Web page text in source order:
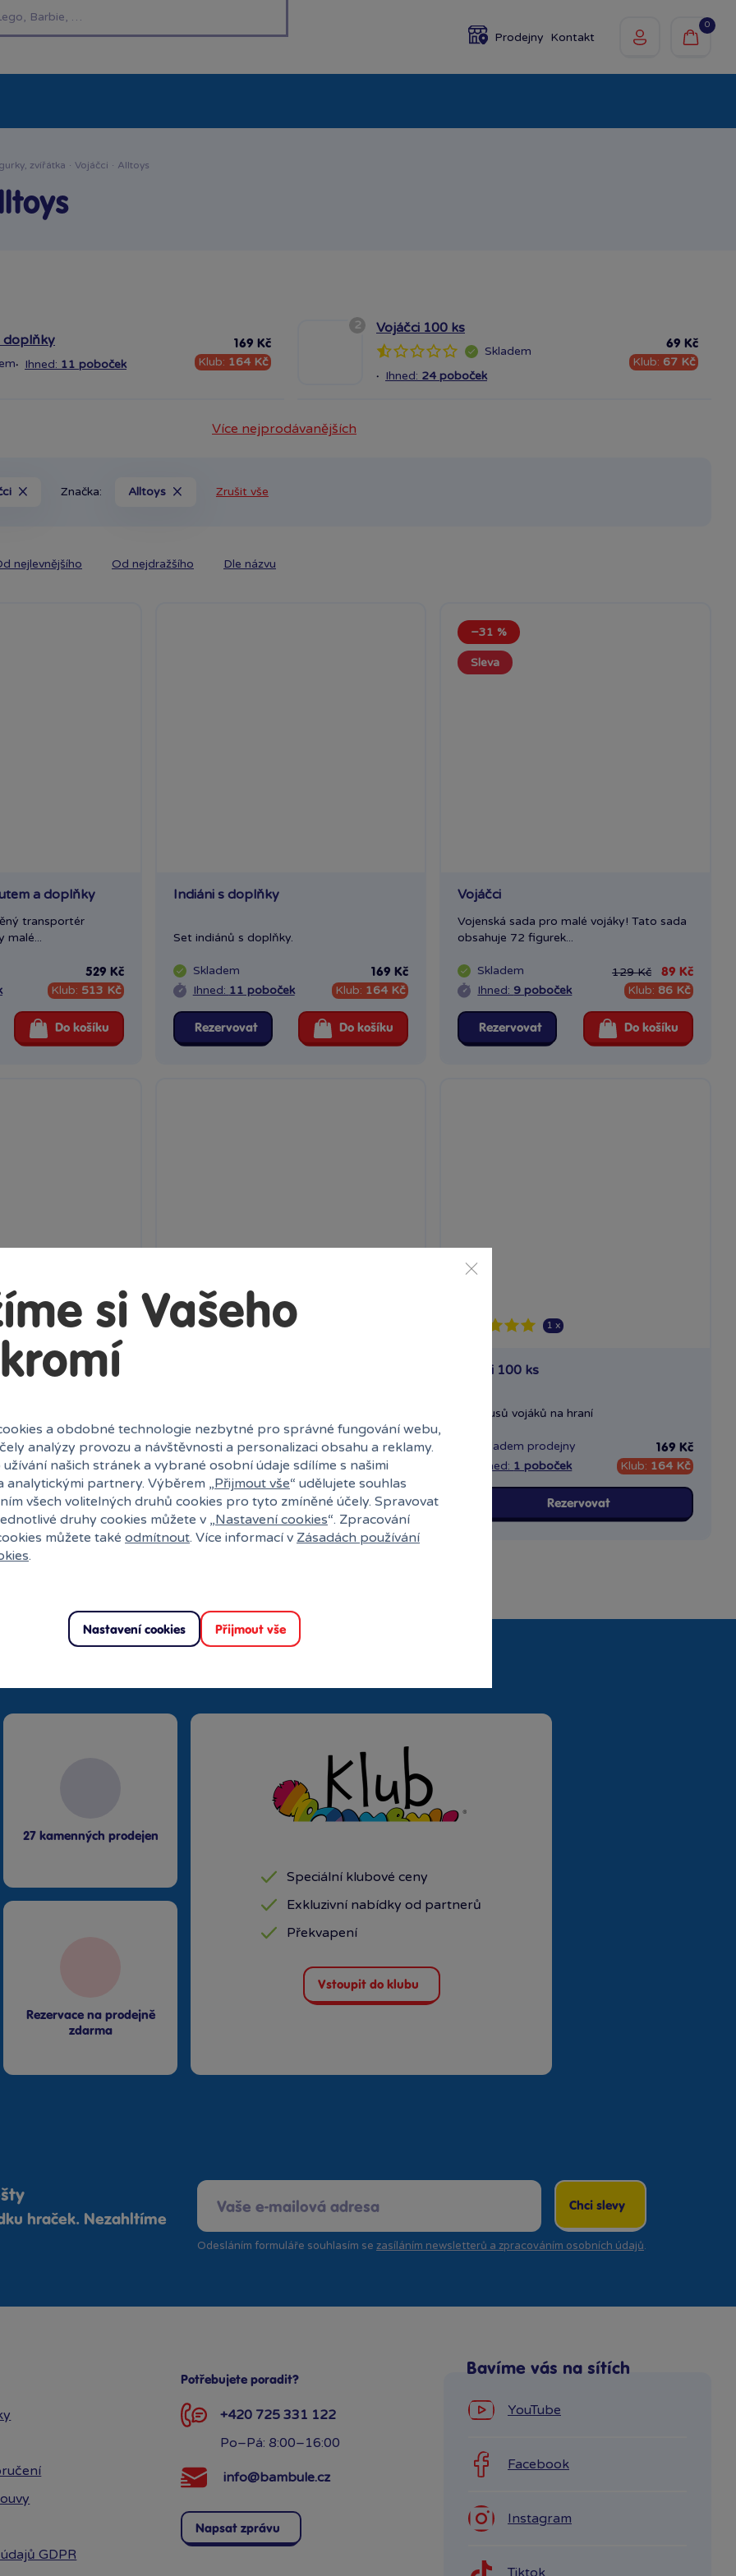
Prodejny Kontakt
0
zvířátka · Vojáčci · Alltoys
doplňky
· Ihned: 11 poboček
169 Kč
Klub: 164 Kč
2 Vojáčci 100 ks
Skladem
· Ihned: 24 poboček
69 Kč
Klub: 67 Kč
Více nejprodávanějších
Značka: Alltoys Zrušit vše
nejlevnějšího Od nejdražšího Dle názvu
a doplňky
transportér
malé...
529 Kč
Klub: 513 Kč
Do košíku
Indiáni s doplňky
Set indiánů s doplňky.
Skladem
Ihned: 11 poboček
169 Kč
Klub: 164 Kč
Rezervovat Do košíku
−31 %
Sleva
Vojáčci
Vojenská sada pro malé vojáky! Tato sada
obsahuje 72 figurek...
Skladem
Ihned: 9 poboček
129 Kč 89 Kč
Klub: 86 Kč
Rezervovat Do košíku
69 Kč
Klub:67 Kč
Do košíku
1 x
Sklademprodejny
Ihned:5 poboček
349 Kč
Klub:339 Kč
Rezervovat
1 x
Vojáci 100 ks
100 kusů vojáků na hraní
Skladem prodejny
Ihned: 1 poboček
169 Kč
Klub: 164 Kč
Rezervovat
27 kamenných prodejen
Rezervace na prodejně
zdarma
Speciální klubové ceny
Exkluzivní nabídky od partnerů
Překvapení
Vstoupit do klubu
hraček. Nezahltíme
Chci slevy
Odesláním formuláře souhlasím se zasíláním newsletterů a zpracováním osobních údajů.
GDPR
Potřebujete poradit?
+420 725 331 122
Po–Pá: 8:00–16:00
info@bambule.cz
Napsat zprávu
Bavíme vás na sítích
YouTube
Facebook
Instagram
Tiktok
si Vašeho
a obdobné technologie nezbytné pro správné fungování webu,
analýzy provozu a návštěvnosti a personalizaci obsahu a reklamy.
našich stránek a vybrané osobní údaje sdílíme s našimi
analytickými partnery. Výběrem „Přijmout vše“ udělujete souhlas
všech volitelných druhů cookies pro tyto zmíněné účely. Spravovat
druhy cookies můžete v „Nastavení cookies“. Zpracování
můžete také odmítnout. Více informací v Zásadách používání
.
Nastavení cookies Přijmout vše